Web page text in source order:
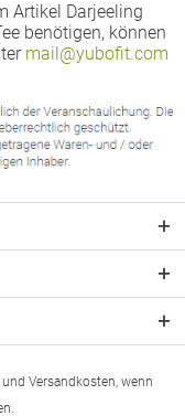
Artikel Darjeeling
benötigen, können
mail@yubofit.com
Versandkosten, wenn